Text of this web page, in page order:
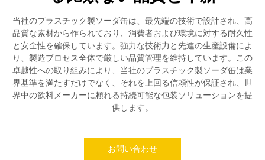
当社のプラスチック製ソーダ缶は、最先端の技術で設計され、高
品質な素材から作られており、消費者および環境に対する耐久性
と安全性を確保しています。強力な技術力と先進の生産設備によ
り、製造プロセス全体で厳しい品質管理を維持しています。この
卓越性への取り組みにより、当社のプラスチック製ソーダ缶は業
界基準を満たすだけでなく、それを上回る信頼性が保証され、世
界中の飲料メーカーに頼れる持続可能な包装ソリューションを提
供します。
お問い合わせ